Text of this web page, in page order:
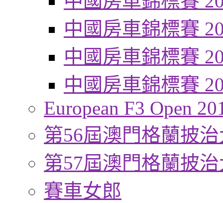
中國房車錦標賽
中國房車錦標賽
中國房車錦標賽
European F3 Open
第56屆澳門格蘭披
第57屆澳門格蘭披
賽車女郎